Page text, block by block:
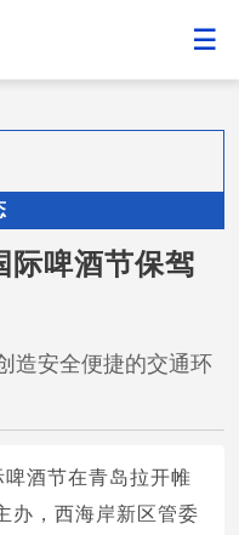
际啤酒节保驾
造安全便捷的交通环
酒节在青岛拉开帷
办，西海岸新区管委